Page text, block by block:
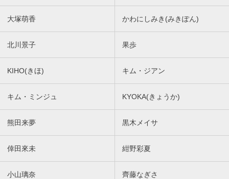
大塚萌香 かわにしみき(みきぽん)
北川景子 果歩
KIHO(きほ) キム・ジアン
キム・ミンジュ KYOKA(きょうか)
熊田来夢 黒木メイサ
倖田來未 紺野彩夏
小山璃奈 齊藤なぎさ